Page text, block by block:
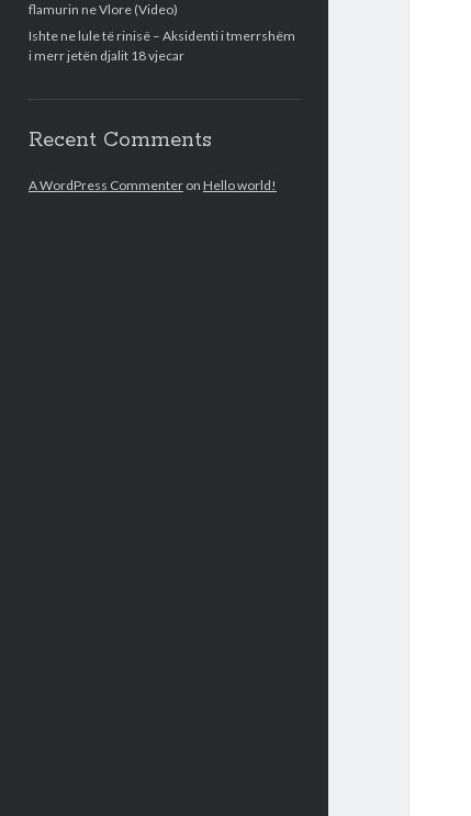
flamurin ne Vlore (Video)
Ishte ne lule të rinisë – Aksidenti i tmerrshëm
i merr jetën djalit 18 vjecar
Recent Comments
A WordPress Commenteron Hello world!